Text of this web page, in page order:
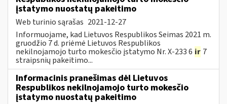
įstatymo nuostatų pakeitimo
Web turinio sąrašas 2021-12-27
Informuojame, kad Lietuvos Respublikos Seimas 2021 m.
gruodžio 7 d. priėmė Lietuvos Respublikos
nekilnojamojo turto mokesčio įstatymo Nr. X-233 6 ir 7
straipsnių pakeitimo...
Informacinis pranešimas dėl Lietuvos
Respublikos nekilnojamojo turto mokesčio
įstatymo nuostatų pakeitimo